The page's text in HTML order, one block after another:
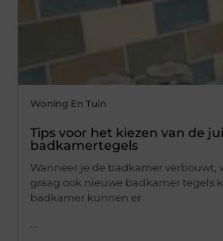
Woning En Tuin
Tips voor het kiezen van de
badkamertegels
Wanneer je de badkamer verbouwt,
graag ook nieuwe badkamer tegels
badkamer kunnen er